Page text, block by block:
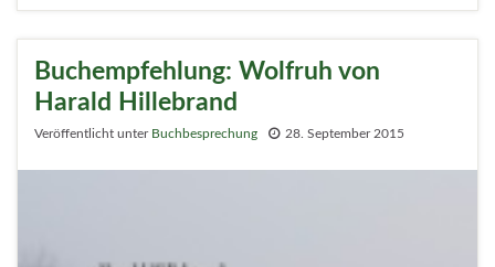
Buchempfehlung: Wolfruh von
Harald Hillebrand
Veröffentlicht unter Buchbesprechung 28. September 2015